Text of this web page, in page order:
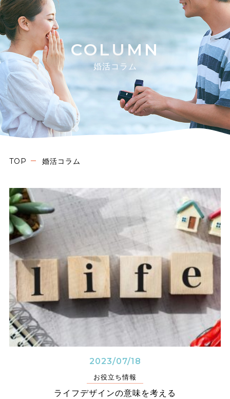
COLUMN
婚活コラム
TOP 婚活コラム
2023/07/18
お役立ち情報
ライフデザインの意味を考える